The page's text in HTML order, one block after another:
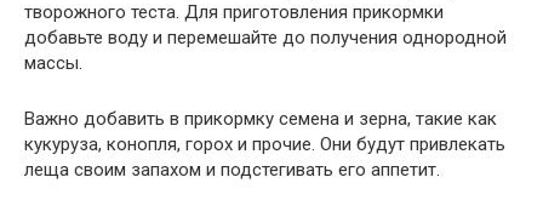
творожного теста. Для приготовления прикормки
добавьте воду и перемешайте до получения однородной
массы.
Важно добавить в прикормку семена и зерна, такие как
кукуруза, конопля, горох и прочие. Они будут привлекать
леща своим запахом и подстегивать его аппетит.